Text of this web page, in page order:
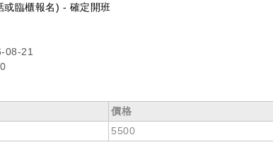
或臨櫃報名) - 確定開班
08-21
價格
5500